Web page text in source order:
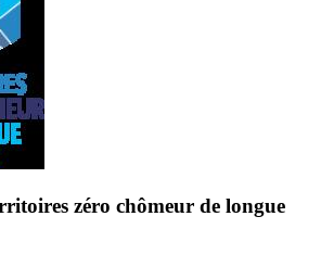
zéro chômeur de longue